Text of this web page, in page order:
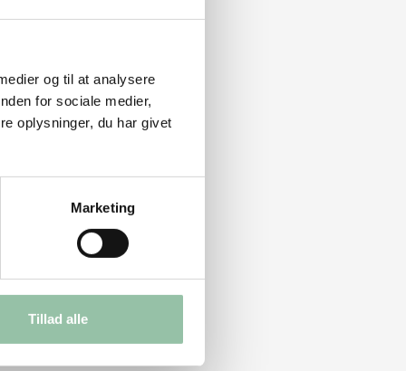
og til at analysere
for sociale medier,
oplysninger, du har givet
Marketing
Tillad alle